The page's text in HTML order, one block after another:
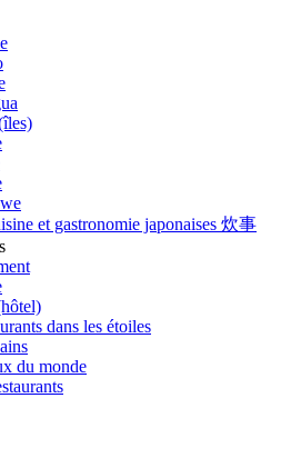
et gastronomie japonaises 炊事
dans les étoiles
du monde